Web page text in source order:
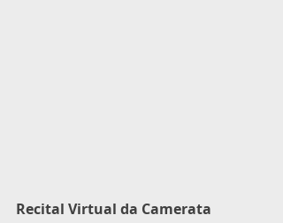
Recital Virtual da Camerata